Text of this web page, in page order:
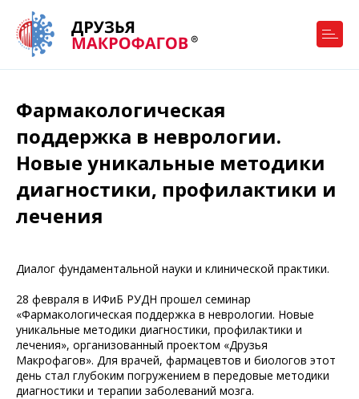
Фармакологическая
поддержка в неврологии.
Новые уникальные методики
диагностики, профилактики и
лечения
Диалог фундаментальной науки и клинической практики.
28 февраля в ИФиБ РУДН прошел семинар
«Фармакологическая поддержка в неврологии. Новые
уникальные методики диагностики, профилактики и
лечения», организованный проектом «Друзья
Макрофагов». Для врачей, фармацевтов и биологов этот
день стал глубоким погружением в передовые методики
диагностики и терапии заболеваний мозга.